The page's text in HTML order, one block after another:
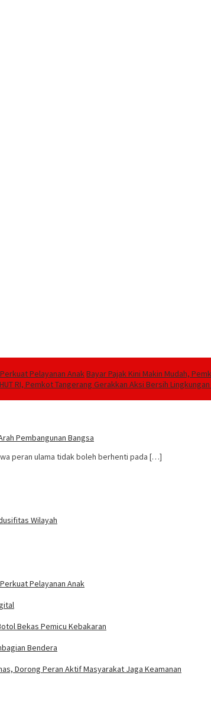
Pelayanan AnakBayar Pajak Kini Makin Mudah,
RI, Pemkot Tangerang Gerakkan Aksi Bersih
Pembangunan Bangsa
peran ulama tidak boleh berhenti pada […]
Wilayah
Pelayanan Anak
Bekas Pemicu Kebakaran
Bendera
Dorong Peran Aktif Masyarakat Jaga Keamanan